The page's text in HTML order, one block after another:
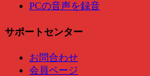
PCの音声を録音
サポートセンター
お問合わせ
会員ページ